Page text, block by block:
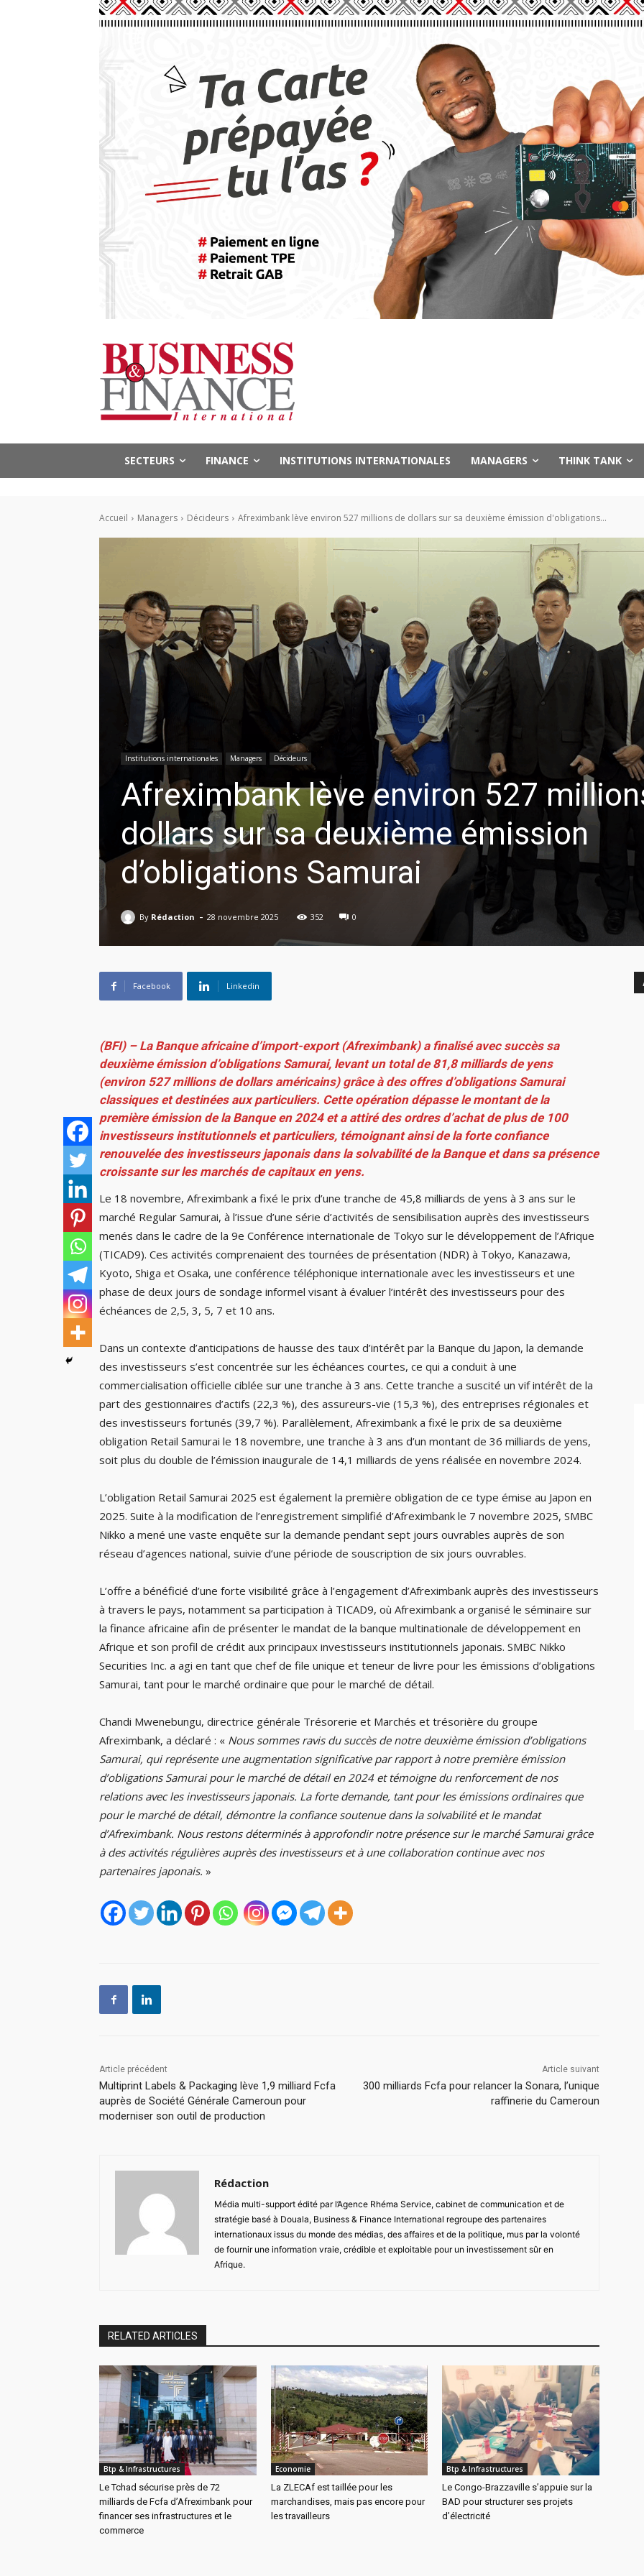
SECTEURS FINANCE INSTITUTIONS INTERNATIONALES MANAGERS THINK TANK
Accueil Managers Décideurs Afreximbank lève environ 527 millions de dollars sur sa deuxième émission d'obligations...
Institutions internationales Managers Décideurs
Afreximbank lève environ 527
dollars sur sa deuxième émission
d’obligations Samurai
By Rédaction - 28 novembre 2025 352 0
Facebook Linkedin
(BFI) – La Banque africaine d’import-export (Afreximbank) a finalisé avec succès sa
deuxième émission d’obligations Samurai, levant un total de 81,8 milliards de yens
(environ 527 millions de dollars américains) grâce à des offres d’obligations Samurai
classiques et destinées aux particuliers. Cette opération dépasse le montant de la
première émission de la Banque en 2024 et a attiré des ordres d’achat de plus de 100
investisseurs institutionnels et particuliers, témoignant ainsi de la forte confiance
renouvelée des investisseurs japonais dans la solvabilité de la Banque et dans sa présence
croissante sur les marchés de capitaux en yens.
Le 18 novembre, Afreximbank a fixé le prix d’une tranche de 45,8 milliards de yens à 3 ans sur le
marché Regular Samurai, à l’issue d’une série d’activités de sensibilisation auprès des investisseurs
menés dans le cadre de la 9e Conférence internationale de Tokyo sur le développement de l’Afrique
(TICAD9). Ces activités comprenaient des tournées de présentation (NDR) à Tokyo, Kanazawa,
Kyoto, Shiga et Osaka, une conférence téléphonique internationale avec les investisseurs et une
phase de deux jours de sondage informel visant à évaluer l’intérêt des investisseurs pour des
échéances de 2,5, 3, 5, 7 et 10 ans.
Dans un contexte d’anticipations de hausse des taux d’intérêt par la Banque du Japon, la demande
des investisseurs s’est concentrée sur les échéances courtes, ce qui a conduit à une
commercialisation officielle ciblée sur une tranche à 3 ans. Cette tranche a suscité un vif intérêt de la
part des gestionnaires d’actifs (22,3 %), des assureurs-vie (15,3 %), des entreprises régionales et
des investisseurs fortunés (39,7 %). Parallèlement, Afreximbank a fixé le prix de sa deuxième
obligation Retail Samurai le 18 novembre, une tranche à 3 ans d’un montant de 36 milliards de yens,
soit plus du double de l’émission inaugurale de 14,1 milliards de yens réalisée en novembre 2024.
L’obligation Retail Samurai 2025 est également la première obligation de ce type émise au Japon en
2025. Suite à la modification de l’enregistrement simplifié d’Afreximbank le 7 novembre 2025, SMBC
Nikko a mené une vaste enquête sur la demande pendant sept jours ouvrables auprès de son
réseau d’agences national, suivie d’une période de souscription de six jours ouvrables.
L’offre a bénéficié d’une forte visibilité grâce à l’engagement d’Afreximbank auprès des investisseurs
à travers le pays, notamment sa participation à TICAD9, où Afreximbank a organisé le séminaire sur
la finance africaine afin de présenter le mandat de la banque multinationale de développement en
Afrique et son profil de crédit aux principaux investisseurs institutionnels japonais. SMBC Nikko
Securities Inc. a agi en tant que chef de file unique et teneur de livre pour les émissions d’obligations
Samurai, tant pour le marché ordinaire que pour le marché de détail.
Chandi Mwenebungu, directrice générale Trésorerie et Marchés et trésorière du groupe
Afreximbank, a déclaré : « Nous sommes ravis du succès de notre deuxième émission d’obligations
Samurai, qui représente une augmentation significative par rapport à notre première émission
d’obligations Samurai pour le marché de détail en 2024 et témoigne du renforcement de nos
relations avec les investisseurs japonais. La forte demande, tant pour les émissions ordinaires que
pour le marché de détail, démontre la confiance soutenue dans la solvabilité et le mandat
d’Afreximbank. Nous restons déterminés à approfondir notre présence sur le marché Samurai grâce
à des activités régulières auprès des investisseurs et à une collaboration continue avec nos
partenaires japonais. »
Article précédent
Multiprint Labels & Packaging lève 1,9 milliard Fcfa
auprès de Société Générale Cameroun pour
moderniser son outil de production
Article suivant
300 milliards Fcfa pour relancer la Sonara, l’unique
raffinerie du Cameroun
Rédaction
Média multi-support édité par l’Agence Rhéma Service, cabinet de communication et de
stratégie basé à Douala, Business & Finance International regroupe des partenaires
internationaux issus du monde des médias, des affaires et de la politique, mus par la volonté
de fournir une information vraie, crédible et exploitable pour un investissement sûr en
Afrique.
RELATED ARTICLES
Btp & Infrastructures
Le Tchad sécurise près de 72
milliards de Fcfa d’Afreximbank pour
financer ses infrastructures et le
commerce
Economie
La ZLECAf est taillée pour les
marchandises, mais pas encore pour
les travailleurs
Btp & Infrastructures
Le Congo-Brazzaville s’appuie sur la
BAD pour structurer ses projets
d’électricité